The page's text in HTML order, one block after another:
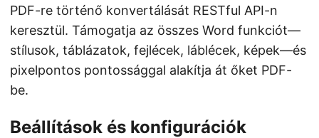
PDF-re történő konvertálását RESTful API-n
keresztül. Támogatja az összes Word funkciót—
stílusok, táblázatok, fejlécek, láblécek, képek—és
pixelpontos pontossággal alakítja át őket PDF-
be.
Beállítások és konfigurációk